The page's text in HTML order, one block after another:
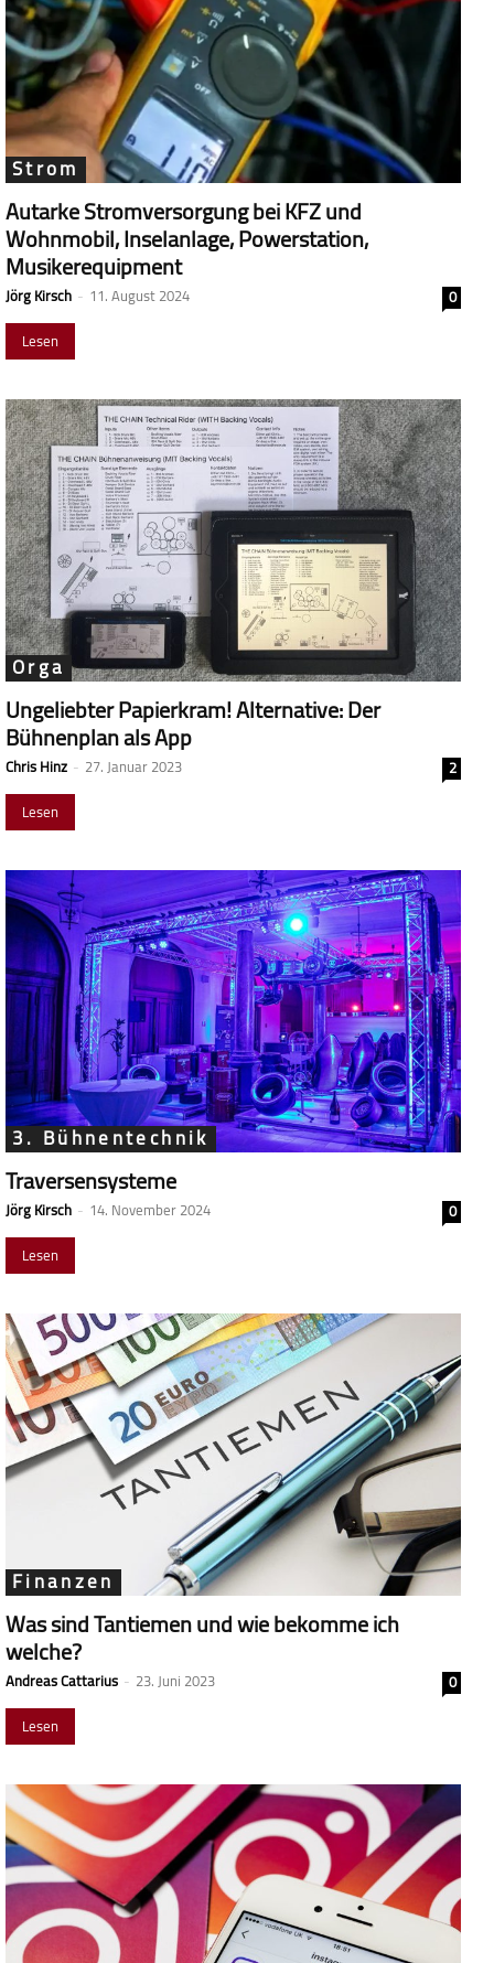
Strom
Autarke Stromversorgung bei KFZ und
Wohnmobil, Inselanlage, Powerstation,
Musikerequipment
Jörg Kirsch - 11. August 2024
0
Lesen
Orga
Ungeliebter Papierkram! Alternative: Der
Bühnenplan als App
Chris Hinz - 27. Januar 2023
2
Lesen
3. Bühnentechnik
Traversensysteme
Jörg Kirsch - 14. November 2024
0
Lesen
Finanzen
Was sind Tantiemen und wie bekomme ich
welche?
Andreas Cattarius - 23. Juni 2023
0
Lesen